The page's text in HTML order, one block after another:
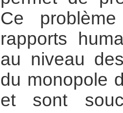
Ce
rapports
au niveau
du monopole
et sont